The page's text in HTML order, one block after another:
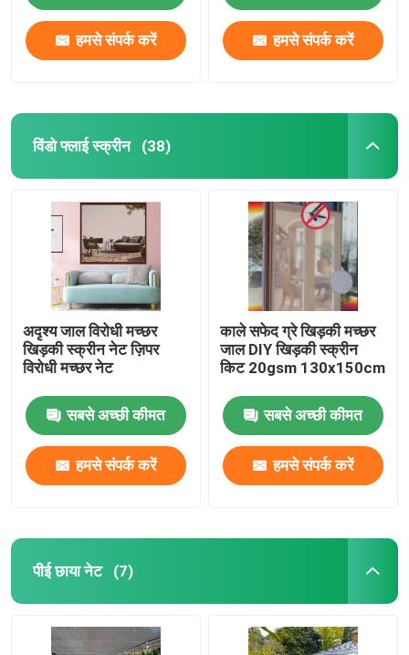
हमसे संपर्क करें हमसे संपर्क करें
विंडो फ्लाई स्क्रीन (38)
अदृश्य जाल विरोधी मच्छर
खिड़की स्क्रीन नेट ज़िपर
विरोधी मच्छर नेट
सबसे अच्छी कीमत
हमसे संपर्क करें
काले सफेद ग्रे खिड़की मच्छर
जाल DIY खिड़की स्क्रीन
किट 20gsm 130x150cm
सबसे अच्छी कीमत
हमसे संपर्क करें
पीई छाया नेट (7)